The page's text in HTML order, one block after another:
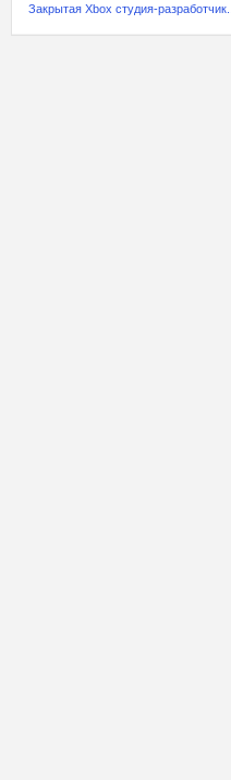
Закрытая Xbox студия-разработчик...